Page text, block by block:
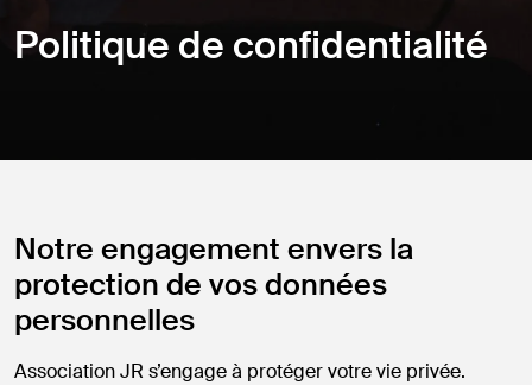
Politique de confidentialité
Notre engagement envers la
protection de vos données
personnelles
Association JR s’engage à protéger votre vie privée.